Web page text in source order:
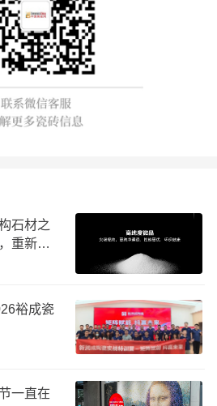
石材之
重新定
裕成瓷
一直在